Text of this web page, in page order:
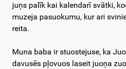
juņs palīk kai kalendarī svātki,
muzeja pasuokumu, kur ari
reita.
Muna baba ir stuostejuse, ka
davusēs pļovuos laseit juoņa